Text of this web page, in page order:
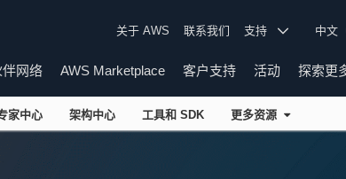
关于 AWS 联系我们 支持 中文
网络 AWS Marketplace 客户支持 活动 探索更
家中心 架构中心 工具和 SDK 更多资源